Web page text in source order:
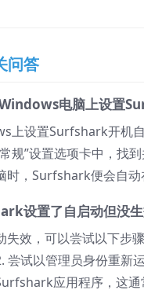
问答
电脑上设置
上设置Surfshark开机
规”设置选项卡中，找
时，Surfshark便会自动
设置了自启动但没生
失效，可以尝试以下步
尝试以管理员身份重新
应用程序，这通